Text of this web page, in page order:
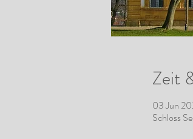
Zeit
03 Jun
Schloss